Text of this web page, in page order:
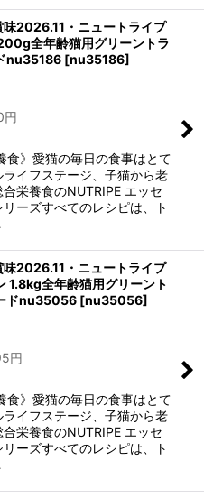
む
味2026.11・ニュートライプ
全年齢猫用グリーントラ
nu35186 [nu35186]
円
食》愛猫の毎日の食事はとて
イフステージ、子猫から老
栄養食のNUTRIPE エッセ
ーズすべてのレシピは、ト
味2026.11・ニュートライプ
1.8kg全年齢猫用グリーント
ドnu35056 [nu35056]
円
食》愛猫の毎日の食事はとて
イフステージ、子猫から老
栄養食のNUTRIPE エッセ
ーズすべてのレシピは、ト